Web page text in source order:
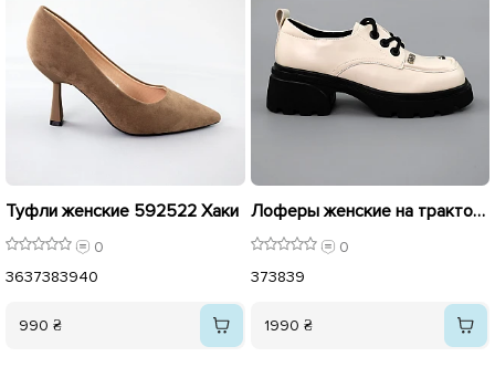
Туфли женские 592522 Хаки
0
3637383940
990 ₴
Лоферы женские на тракторной подошве 589502 Молочные
0
373839
1990 ₴